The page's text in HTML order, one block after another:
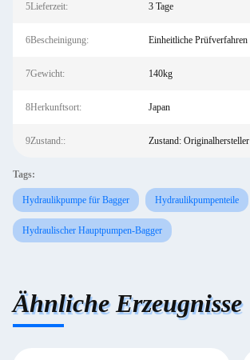
5Lieferzeit: 3 Tage
6Bescheinigung: Einheitliche Prüfverfahren
7Gewicht: 140kg
8Herkunftsort: Japan
9Zustand:: Zustand: Originalhersteller
Tags:
Hydraulikpumpe für Bagger Hydraulikpumpenteile
Hydraulischer Hauptpumpen-Bagger
Ähnliche Erzeugnisse